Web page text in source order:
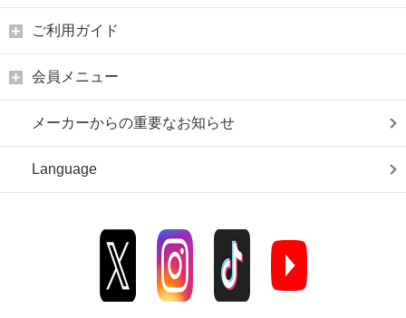
ご利用ガイド
会員メニュー
メーカーからの重要なお知らせ
Language